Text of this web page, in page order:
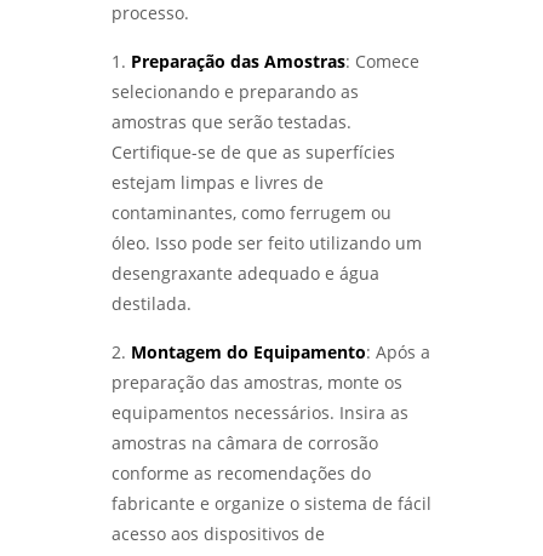
COMO IDENTIFICAR E CORRIGIR PROBLEMAS -
ANÁLISE DE FALHAS EM EQUIPAMENTOS
ELÉTRICOS: IDENTIFICANDO PROBLEMAS E
SOLUÇÕES - LABMETAL
COMO REALIZAR UM ENSAIO DE CORROSÃO
ACELERADA EFICIENTE - LABMETAL
QUALIFICAÇÃO DE EPS GARANTE EFICIÊNCIA E
SEGURANÇA NA CONSTRUÇÃO - LABMETAL
COMO ESCOLHER EMPRESAS DE ENSAIOS NÃO
DESTRUTIVOS COM QUALIDADE - LABMETAL
COMO A ANÁLISE METALOGRÁFICA
LABMETAL
ANÁLISE DE FALHAS EM MÁQUINAS E
processo.
1. Preparação das Amostras: Comece
selecionando e preparando as
amostras que serão testadas.
Certifique-se de que as superfícies
estejam limpas e livres de
contaminantes, como ferrugem ou
óleo. Isso pode ser feito utilizando um
desengraxante adequado e água
destilada.
2. Montagem do Equipamento: Após a
preparação das amostras, monte os
equipamentos necessários. Insira as
amostras na câmara de corrosão
conforme as recomendações do
fabricante e organize o sistema de fácil
acesso aos dispositivos de